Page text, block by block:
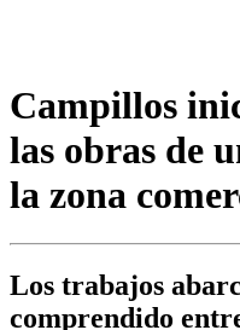
Campillos
las obras de
la zona
Los trabajos
comprendido